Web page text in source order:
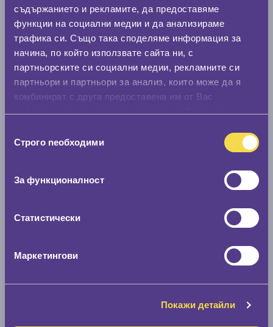
съдържанието и рекламите, да предоставяме
функции на социални медии и да анализираме
трафика си. Също така споделяме информация за
начина, по който използвате сайта ни, с
партньорските си социални медии, рекламните си
партньори и партньори за анализ, които може да я
комбинират с друга предоставена им от Вас
наСтрого nеобходими
За функционалност
Статистически
Маркетингови
Покажи детайли
Стар размер
По марка автомобил